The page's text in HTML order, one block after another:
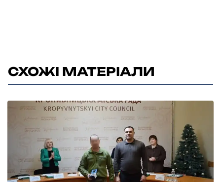
СХОЖІ МАТЕРІАЛИ